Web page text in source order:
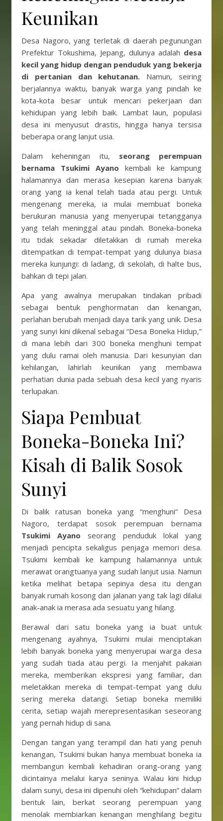
Keunikan
Desa Nagoro, yang terletak di daerah pegunungan
Prefektur Tokushima, Jepang, dulunya adalah desa
kecil yang hidup dengan penduduk yang bekerja
di pertanian dan kehutanan. Namun, seiring
berjalannya waktu, banyak warga yang pindah ke
kota-kota besar untuk mencari pekerjaan dan
kehidupan yang lebih baik. Lambat laun, populasi
desa ini menyusut drastis, hingga hanya tersisa
beberapa orang lanjut usia.
Dalam keheningan itu, seorang perempuan
bernama Tsukimi Ayano kembali ke kampung
halamannya dan merasa kesepian karena banyak
orang yang ia kenal telah tiada atau pergi. Untuk
mengenang mereka, ia mulai membuat boneka
berukuran manusia yang menyerupai tetangganya
yang telah meninggal atau pindah. Boneka-boneka
itu tidak sekadar diletakkan di rumah mereka
ditempatkan di tempat-tempat yang dulunya biasa
mereka kunjungi: di ladang, di sekolah, di halte bus,
bahkan di tepi jalan.
Apa yang awalnya merupakan tindakan pribadi
sebagai bentuk penghormatan dan kenangan,
perlahan berubah menjadi daya tarik yang unik. Desa
yang sunyi kini dikenal sebagai “Desa Boneka Hidup,”
di mana lebih dari 300 boneka menghuni tempat
yang dulu ramai oleh manusia. Dari kesunyian dan
kehilangan, lahirlah keunikan yang membawa
perhatian dunia pada sebuah desa kecil yang nyaris
terlupakan.
Siapa Pembuat
Boneka-Boneka Ini?
Kisah di Balik Sosok
Sunyi
Di balik ratusan boneka yang “menghuni” Desa
Nagoro, terdapat sosok perempuan bernama
Tsukimi Ayano seorang penduduk lokal yang
menjadi pencipta sekaligus penjaga memori desa.
Tsukimi kembali ke kampung halamannya untuk
merawat orangtuanya yang sudah lanjut usia. Namun
ketika melihat betapa sepinya desa itu dengan
banyak rumah kosong dan jalanan yang tak lagi dilalui
anak-anak ia merasa ada sesuatu yang hilang.
Berawal dari satu boneka yang ia buat untuk
mengenang ayahnya, Tsukimi mulai menciptakan
lebih banyak boneka yang menyerupai warga desa
yang sudah tiada atau pergi. Ia menjahit pakaian
mereka, memberikan ekspresi yang familiar, dan
meletakkan mereka di tempat-tempat yang dulu
sering mereka datangi. Setiap boneka memiliki
cerita, setiap wajah merepresentasikan seseorang
yang pernah hidup di sana.
Dengan tangan yang terampil dan hati yang penuh
kenangan, Tsukimi bukan hanya membuat boneka ia
membangun kembali kehadiran orang-orang yang
dicintainya melalui karya seninya. Walau kini hidup
dalam sunyi, desa ini dipenuhi oleh “kehidupan” dalam
bentuk lain, berkat seorang perempuan yang
menolak membiarkan kenangan menghilang begitu